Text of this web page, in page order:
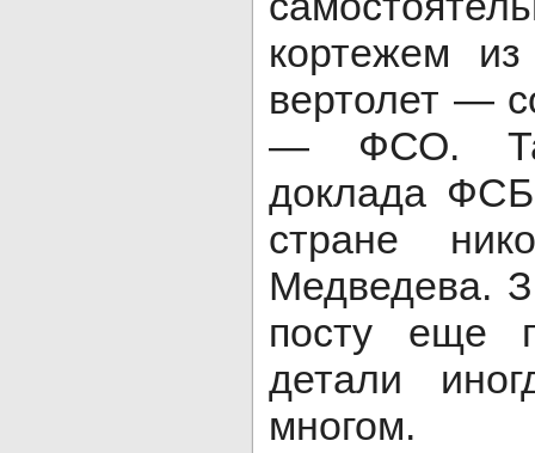
кортежем
вертолет —
— ФСО.
доклада
стране
Медведева.
посту еще
детали
многом.